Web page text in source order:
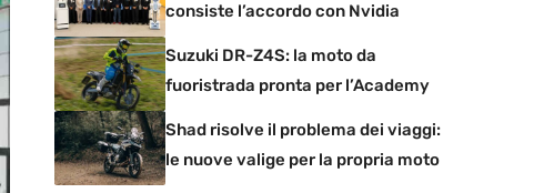
consiste l’accordo con Nvidia
Suzuki DR-Z4S: la moto da
fuoristrada pronta per l’Academy
Shad risolve il problema dei viaggi:
le nuove valige per la propria moto